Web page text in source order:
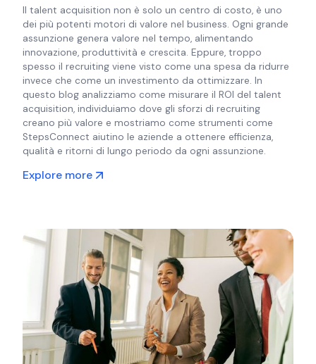
Il talent acquisition non è solo un centro di costo, è uno
dei più potenti motori di valore nel business. Ogni grande
assunzione genera valore nel tempo, alimentando
innovazione, produttività e crescita. Eppure, troppo
spesso il recruiting viene visto come una spesa da ridurre
invece che come un investimento da ottimizzare. In
questo blog analizziamo come misurare il ROI del talent
acquisition, individuiamo dove gli sforzi di recruiting
creano più valore e mostriamo come strumenti come
StepsConnect aiutino le aziende a ottenere efficienza,
qualità e ritorni di lungo periodo da ogni assunzione.
Explore more